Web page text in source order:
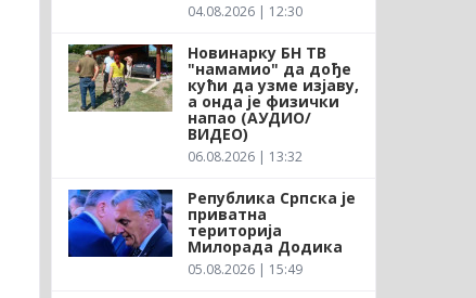
04.08.2026 | 12:30
Новинарку БН ТВ
"намамио" да дође
кући да узме изјаву,
а онда је физички
напао (АУДИО/
ВИДЕО)
06.08.2026 | 13:32
Република Српска је
приватна
територија
Милорада Додика
05.08.2026 | 15:49